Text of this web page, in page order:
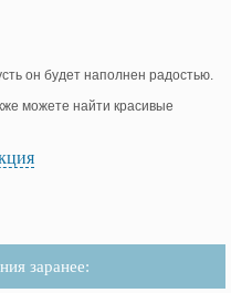
он будет наполнен радостью.
можете найти красивые
заранее: